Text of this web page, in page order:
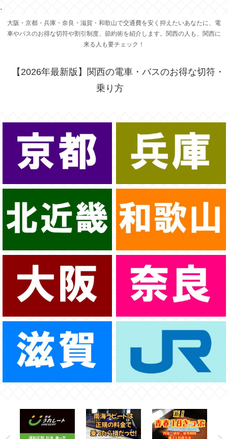
.
大阪・京都・兵庫・奈良・滋賀・和歌山で交通費を安く抑えたいあなたに、電
車やバスのお得な切符や割引制度、節約術を紹介します。関西の人も、関西に
来る人も要チェック！
【2026年最新版】関西の電車・バスのお得な切符・
乗り方